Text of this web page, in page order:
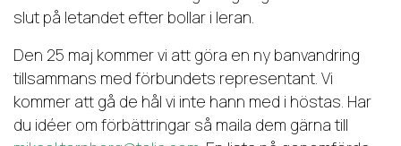
slut på letandet efter bollar i leran.
Den 25 maj kommer vi att göra en ny banvandring
tillsammans med förbundets representant. Vi
kommer att gå de hål vi inte hann med i höstas. Har
du idéer om förbättringar så maila dem gärna till